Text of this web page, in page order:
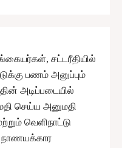
சட்டரீதியில்
பணம் அனுப்பும்
அடிப்படையில்
செய்ய அனுமதி
வெளிநாட்டு
நாணயக்கார